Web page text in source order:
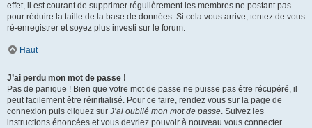
effet, il est courant de supprimer régulièrement les membres ne postant pas
pour réduire la taille de la base de données. Si cela vous arrive, tentez de vous
ré-enregistrer et soyez plus investi sur le forum.
Haut
J’ai perdu mon mot de passe !
Pas de panique ! Bien que votre mot de passe ne puisse pas être récupéré, il
peut facilement être réinitialisé. Pour ce faire, rendez vous sur la page de
connexion puis cliquez sur J’ai oublié mon mot de passe. Suivez les
instructions énoncées et vous devriez pouvoir à nouveau vous connecter.